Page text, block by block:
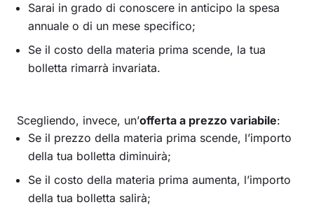
Sarai in grado di conoscere in anticipo la spesa
annuale o di un mese specifico;
Se il costo della materia prima scende, la tua
bolletta rimarrà invariata.
Scegliendo, invece, un’offerta a prezzo variabile:
Se il prezzo della materia prima scende, l’importo
della tua bolletta diminuirà;
Se il costo della materia prima aumenta, l’importo
della tua bolletta salirà;